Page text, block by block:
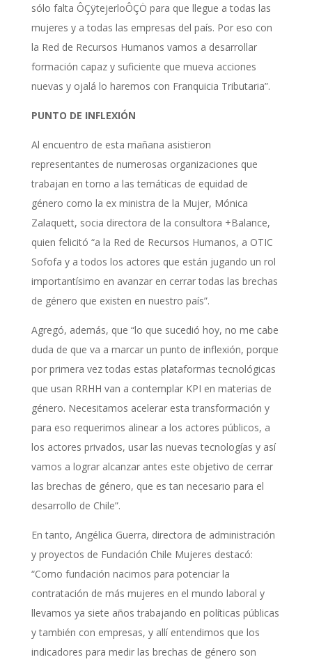
sólo falta ÔÇÿtejerloÔÇÖ para que llegue a todas las
mujeres y a todas las empresas del país. Por eso con
la Red de Recursos Humanos vamos a desarrollar
formación capaz y suficiente que mueva acciones
nuevas y ojalá lo haremos con Franquicia Tributaria”.
PUNTO DE INFLEXIÓN
Al encuentro de esta mañana asistieron
representantes de numerosas organizaciones que
trabajan en torno a las temáticas de equidad de
género como la ex ministra de la Mujer, Mónica
Zalaquett, socia directora de la consultora +Balance,
quien felicitó “a la Red de Recursos Humanos, a OTIC
Sofofa y a todos los actores que están jugando un rol
importantísimo en avanzar en cerrar todas las brechas
de género que existen en nuestro país”.
Agregó, además, que “lo que sucedió hoy, no me cabe
duda de que va a marcar un punto de inflexión, porque
por primera vez todas estas plataformas tecnológicas
que usan RRHH van a contemplar KPI en materias de
género. Necesitamos acelerar esta transformación y
para eso requerimos alinear a los actores públicos, a
los actores privados, usar las nuevas tecnologías y así
vamos a lograr alcanzar antes este objetivo de cerrar
las brechas de género, que es tan necesario para el
desarrollo de Chile”.
En tanto, Angélica Guerra, directora de administración
y proyectos de Fundación Chile Mujeres destacó:
“Como fundación nacimos para potenciar la
contratación de más mujeres en el mundo laboral y
llevamos ya siete años trabajando en políticas públicas
y también con empresas, y allí entendimos que los
indicadores para medir las brechas de género son